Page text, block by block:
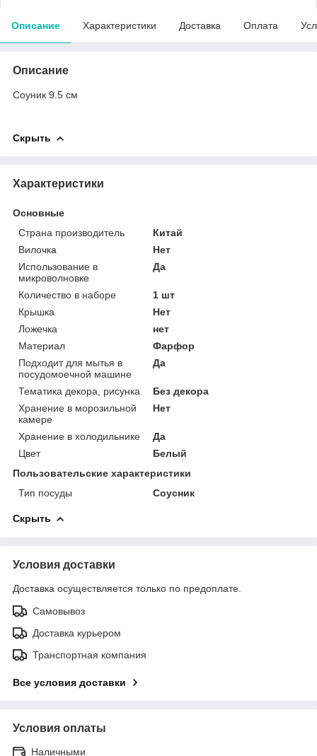
Описание Характеристики Доставка Оплата
Описание
Соуник 9.5 см
Скрыть
Характеристики
Основные
Страна производитель
Китай
Вилочка
Нет
Использование в
микроволновке
Да
Количество в наборе
1 шт
Крышка
Нет
Ложечка
нет
Материал
Фарфор
Подходит для мытья в
посудомоечной машине
Да
Тематика декора, рисунка
Без декора
Хранение в морозильной
камере
Нет
Хранение в холодильнике
Да
Цвет
Белый
Пользовательские характеристики
Тип посуды
Соусник
Скрыть
Условия доставки
Доставка осуществляется только по предоплате.
Самовывоз
Доставка курьером
Транспортная компания
Все условия доставки
Условия оплаты
Наличными